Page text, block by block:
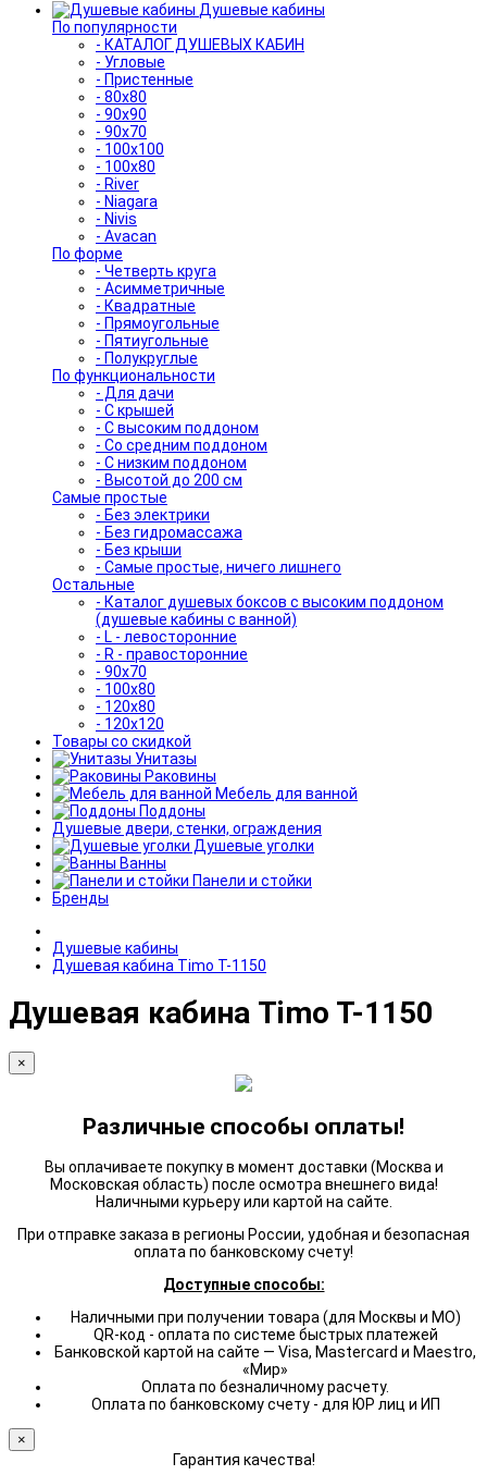
Душевые кабины
По популярности
- КАТАЛОГ ДУШЕВЫХ КАБИН
- Угловые
- Пристенные
- 80x80
- 90x90
- 90x70
- 100x100
- 100x80
- River
- Niagara
- Nivis
- Avacan
По форме
- Четверть круга
- Асимметричные
- Квадратные
- Прямоугольные
- Пятиугольные
- Полукруглые
По функциональности
- Для дачи
- С крышей
- С высоким поддоном
- Со средним поддоном
- С низким поддоном
- Высотой до 200 см
Самые простые
- Без электрики
- Без гидромассажа
- Без крыши
- Самые простые, ничего лишнего
Остальные
- Каталог душевых боксов с высоким поддоном
(душевые кабины с ванной)
- L - левосторонние
- R - правосторонние
- 90x70
- 100x80
- 120x80
- 120x120
Товары со скидкой
Унитазы
Раковины
Мебель для ванной
Поддоны
Душевые двери, стенки, ограждения
Душевые уголки
Ванны
Панели и стойки
Бренды
Душевые кабины
Душевая кабина Timo T-1150
Душевая кабина Timo T-1150
×
Различные способы оплаты!
Вы оплачиваете покупку в момент доставки (Москва и
Московская область) после осмотра внешнего вида!
Наличными курьеру или картой на сайте.
При отправке заказа в регионы России, удобная и безопасная
оплата по банковскому счету!
Доступные способы:
Наличными при получении товара (для Москвы и МО)
QR-код - оплата по системе быстрых платежей
Банковской картой на сайте — Visa, Mastercard и Maestro,
«Мир»
Оплата по безналичному расчету.
Оплата по банковскому счету - для ЮР лиц и ИП
×
Гарантия качества!